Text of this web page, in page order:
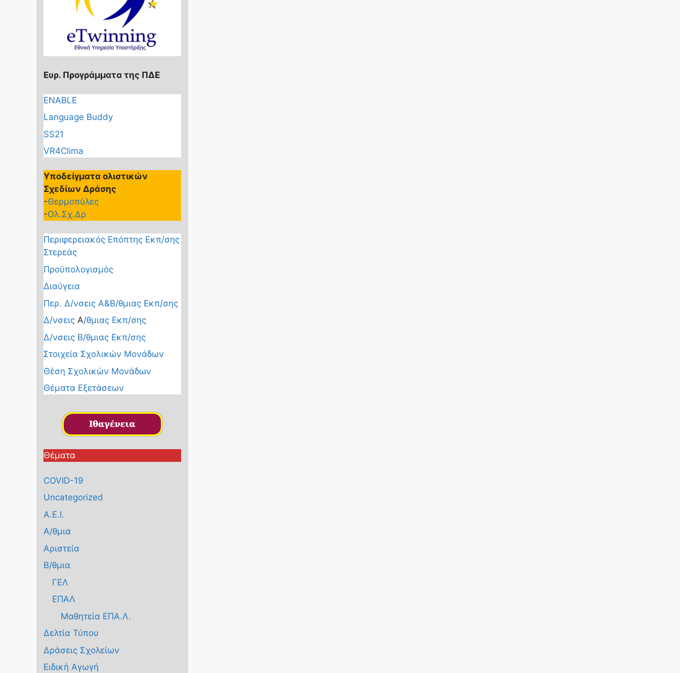
Ευρ. Προγράμματα της ΠΔΕ
ENABLE
Language Buddy
SS21
VR4Clima
Υποδείγματα ολιστικών
Σχεδίων Δράσης
-Θερμοπύλες
-Ολ.Σχ.Δρ
Περιφερειακός Επόπτης Εκπ/σης
Στερεάς
Προϋπολογισμός
Διαύγεια
Περ. Δ/νσεις Α&Β/θμιας Εκπ/σης
Δ/νσεις Α/θμιας Εκπ/σης
Δ/νσεις Β/θμιας Εκπ/σης
Στοιχεία Σχολικών Μονάδων
Θέση Σχολικών Μονάδων
Θέματα Εξετάσεων
Θέματα
COVID-19
Uncategorized
Α.Ε.Ι.
Α/θμια
Αριστεία
Β/θμια
ΓΕΛ
ΕΠΑΛ
Μαθητεία ΕΠΑ.Λ.
Δελτία Τύπου
Δράσεις Σχολείων
Ειδική Αγωγή